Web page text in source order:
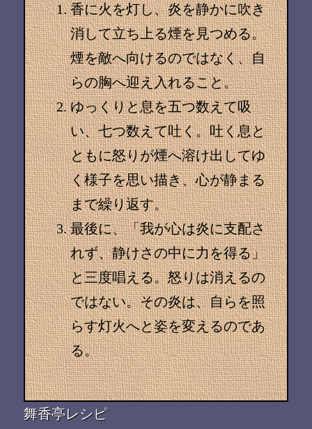
香に火を灯し、炎を静かに吹き
消して立ち上る煙を見つめる。
煙を敵へ向けるのではなく、自
らの胸へ迎え入れること。
ゆっくりと息を五つ数えて吸
い、七つ数えて吐く。吐く息と
ともに怒りが煙へ溶け出してゆ
く様子を思い描き、心が静まる
まで繰り返す。
最後に、「我が心は炎に支配さ
れず、静けさの中に力を得る」
と三度唱える。怒りは消えるの
ではない。その炎は、自らを照
らす灯火へと姿を変えるのであ
る。
舞香亭レシピ